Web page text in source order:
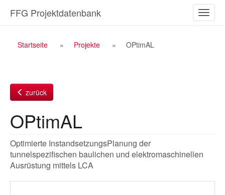
Inhalt
ein-/
FFG Projektdatenbank
Breadcrumb
Startseite Projekte OPtimAL
zurück
OPtimAL
Optimierte InstandsetzungsPlanung der
tunnelspezifischen baulichen und elektromaschinellen
Ausrüstung mittels LCA